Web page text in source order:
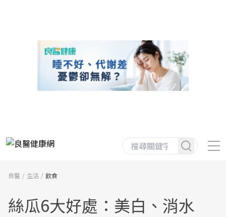
良醫 生活 飲食
絲瓜6大好處：美白、消水